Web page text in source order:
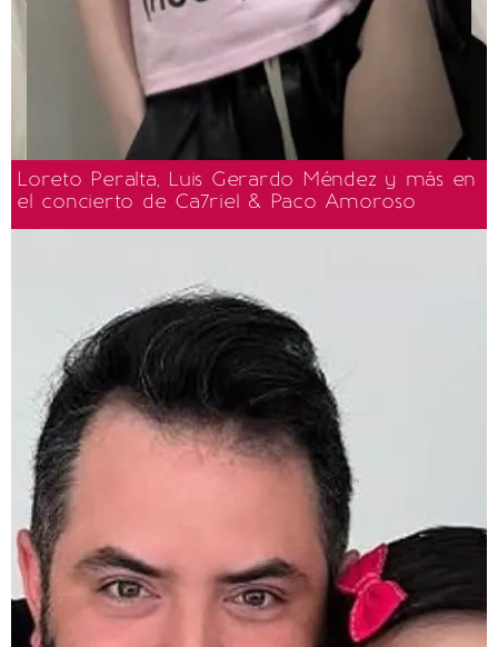
Loreto Peralta, Luis Gerardo Méndez y más en
el concierto de Ca7riel & Paco Amoroso